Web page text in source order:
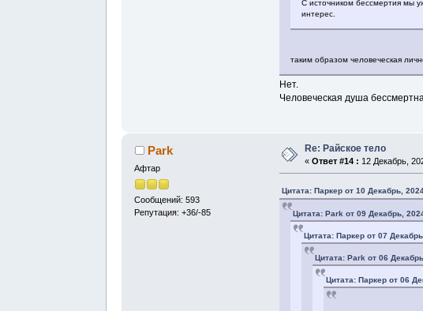
С источником бессмертия мы
интерес.
таким образом человеческая
Нет.
Человеческая душа
Park
Афтар
Сообщений: 593
Репутация: +36/-85
Re: Райское тело
«Ответ #14 : 12 Декабрь,
Цитата: Паркер от 10 Декабрь,
Цитата: Park от 09 Декабрь,
Цитата: Паркер от 07
Цитата: Park от 06
Цитата: Паркер от 06